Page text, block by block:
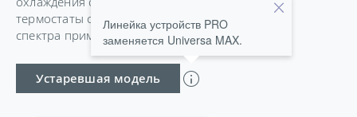
термостаты с ванной подходят для широкого
спектра применений.
Устаревшая модель
Линейка устройств PRO
заменяется Universa MAX.